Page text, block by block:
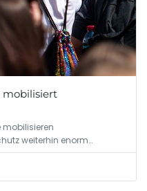
mobilisiert
mobilisieren
weiterhin enorm…